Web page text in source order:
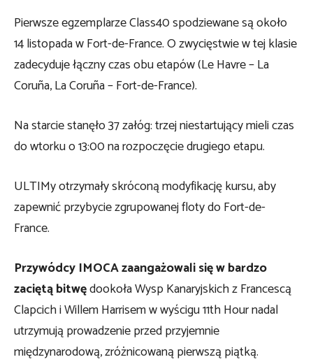
Pierwsze egzemplarze Class40 spodziewane są około
14 listopada w Fort-de-France. O zwycięstwie w tej klasie
zadecyduje łączny czas obu etapów (Le Havre – La
Coruña, La Coruña – Fort-de-France).
Na starcie stanęło 37 załóg: trzej niestartujący mieli czas
do wtorku o 13:00 na rozpoczęcie drugiego etapu.
ULTIMy otrzymały skróconą modyfikację kursu, aby
zapewnić przybycie zgrupowanej floty do Fort-de-
France.
Przywódcy IMOCA zaangażowali się w bardzo
zaciętą bitwędookoła Wysp Kanaryjskich z Francescą
Clapcich i Willem Harrisem w wyścigu 11th Hour nadal
utrzymują prowadzenie przed przyjemnie
międzynarodową, zróżnicowaną pierwszą piątką.